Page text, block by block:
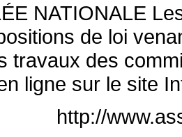
NATIONALE
de loi
travaux des
ligne sur le site
http://